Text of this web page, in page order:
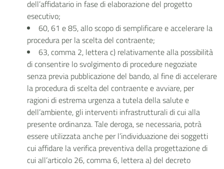
dell’affidatario in fase di elaborazione del progetto
esecutivo;
60, 61 e 85, allo scopo di semplificare e accelerare la
procedura per la scelta del contraente;
63, comma 2, lettera c) relativamente alla possibilità
di consentire lo svolgimento di procedure negoziate
senza previa pubblicazione del bando, al fine di accelerare
la procedura di scelta del contraente e avviare, per
ragioni di estrema urgenza a tutela della salute e
dell’ambiente, gli interventi infrastrutturali di cui alla
presente ordinanza. Tale deroga, se necessaria, potrà
essere utilizzata anche per l’individuazione dei soggetti
cui affidare la verifica preventiva della progettazione di
cui all’articolo 26, comma 6, lettera a) del decreto